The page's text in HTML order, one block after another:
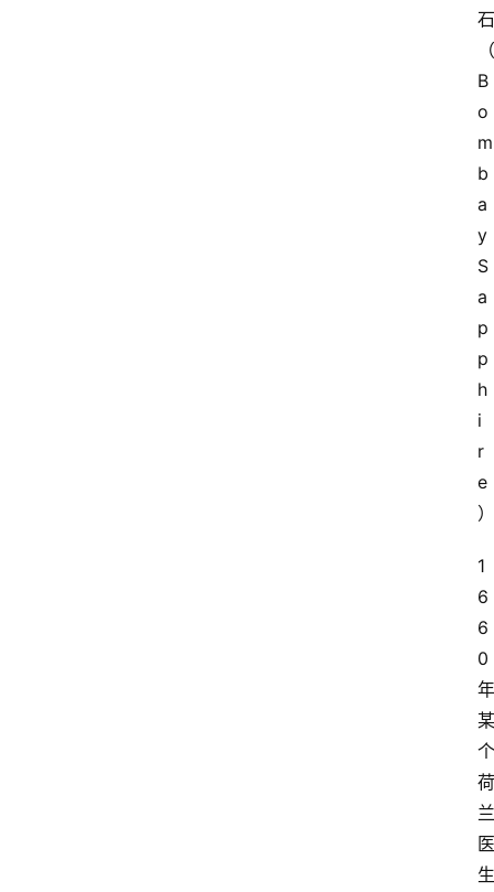
石
（
B
o
m
b
a
y
S
a
p
p
h
i
r
e
）
1
6
6
0
年
某
个
荷
兰
医
生